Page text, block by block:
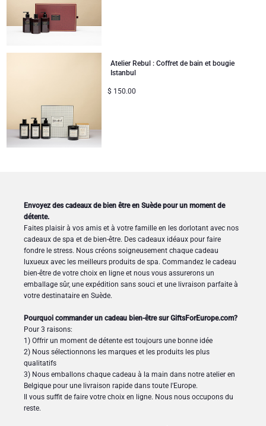
Atelier Rebul : Coffret de bain et bougie
Istanbul
$ 150.00
Envoyez des cadeaux de bien être en Suède pour un moment de
détente.
Faites plaisir à vos amis et à votre famille en les dorlotant avec nos
cadeaux de spa et de bien-être. Des cadeaux idéaux pour faire
fondre le stress. Nous créons soigneusement chaque cadeau
luxueux avec les meilleurs produits de spa. Commandez le cadeau
bien-être de votre choix en ligne et nous vous assurerons un
emballage sûr, une expédition sans souci et une livraison parfaite à
votre destinataire en Suède.
Pourquoi commander un cadeau bien-être sur GiftsForEurope.com?
Pour 3 raisons:
1) Offrir un moment de détente est toujours une bonne idée
2) Nous sélectionnons les marques et les produits les plus
qualitatifs
3) Nous emballons chaque cadeau à la main dans notre atelier en
Belgique pour une livraison rapide dans toute l'Europe.
Il vous suffit de faire votre choix en ligne. Nous nous occupons du
reste.